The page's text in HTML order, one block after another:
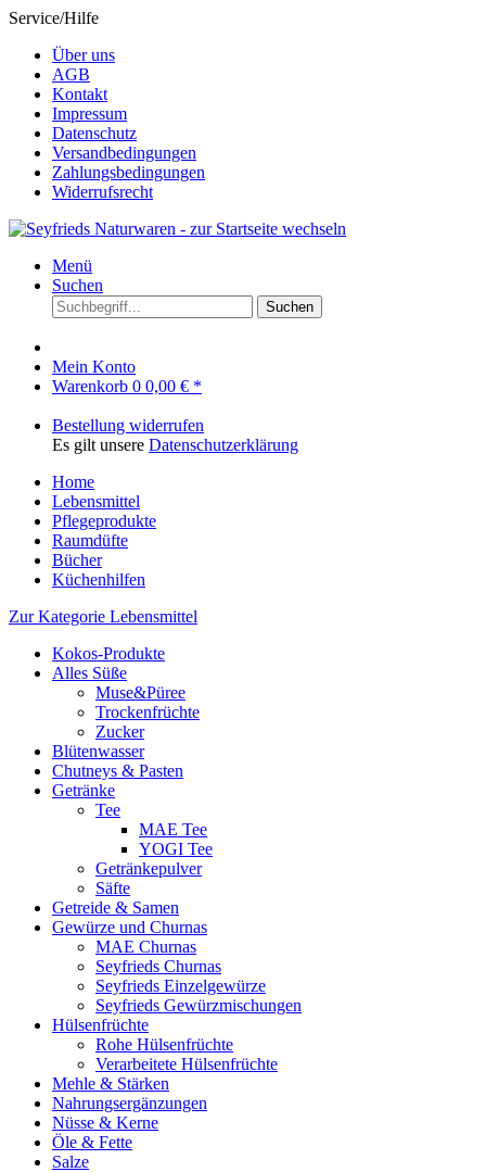
Service/Hilfe
Über uns
AGB
Kontakt
Impressum
Datenschutz
Versandbedingungen
Zahlungsbedingungen
Widerrufsrecht
Menü
Suchen
Suchen
Mein Konto
Warenkorb 0 0,00 € *
Bestellung widerrufen
Es gilt unsere Datenschutzerklärung
Home
Lebensmittel
Pflegeprodukte
Raumdüfte
Bücher
Küchenhilfen
Zur Kategorie Lebensmittel
Kokos-Produkte
Alles Süße
Muse&Püree
Trockenfrüchte
Zucker
Blütenwasser
Chutneys & Pasten
Getränke
Tee
MAE Tee
YOGI Tee
Getränkepulver
Säfte
Getreide & Samen
Gewürze und Churnas
MAE Churnas
Seyfrieds Churnas
Seyfrieds Einzelgewürze
Seyfrieds Gewürzmischungen
Hülsenfrüchte
Rohe Hülsenfrüchte
Verarbeitete Hülsenfrüchte
Mehle & Stärken
Nahrungsergänzungen
Nüsse & Kerne
Öle & Fette
Salze